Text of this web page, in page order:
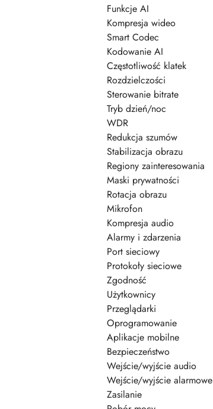
Funkcje AI
Kompresja wideo
Smart Codec
Kodowanie AI
Częstotliwość klatek
Rozdzielczości
Sterowanie bitrate
Tryb dzień/noc
WDR
Redukcja szumów
Stabilizacja obrazu
Regiony zainteresowania
Maski prywatności
Rotacja obrazu
Mikrofon
Kompresja audio
Alarmy i zdarzenia
Port sieciowy
Protokoły sieciowe
Zgodność
Użytkownicy
Przeglądarki
Oprogramowanie
Aplikacje mobilne
Bezpieczeństwo
Wejście/wyjście audio
Wejście/wyjście alarmowe
Zasilanie